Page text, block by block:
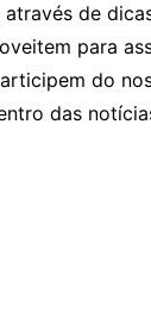
de
para
do
das